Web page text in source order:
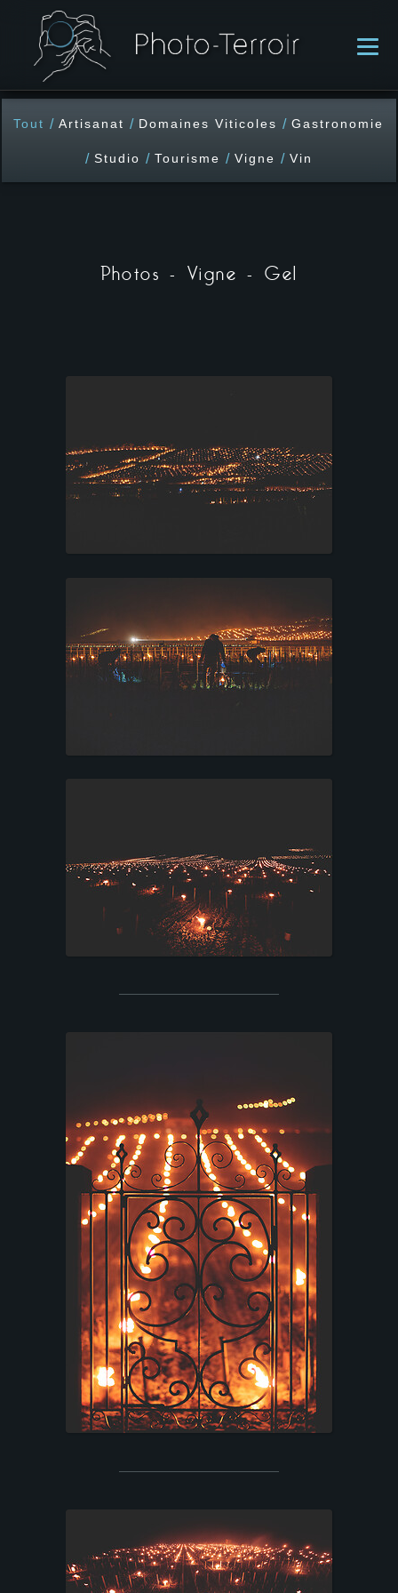
U
E
L
P
O
R
T
F
L
I
O
Tout / Artisanat / Domaines Viticoles / Gastronomie
/ Studio / Tourisme / Vigne / Vin
Photos - Vigne - Gel